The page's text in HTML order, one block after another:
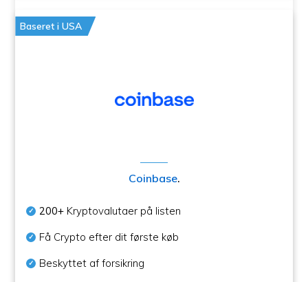
Baseret i USA
Coinbase.
200+ Kryptovalutaer på listen
Få Crypto efter dit første køb
Beskyttet af forsikring